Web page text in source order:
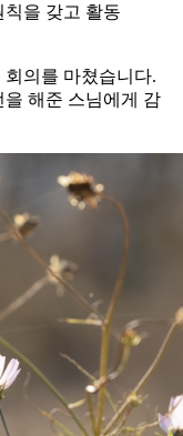
을 갖고 활동
회의를 마쳤습니다.
해준 스님에게 감